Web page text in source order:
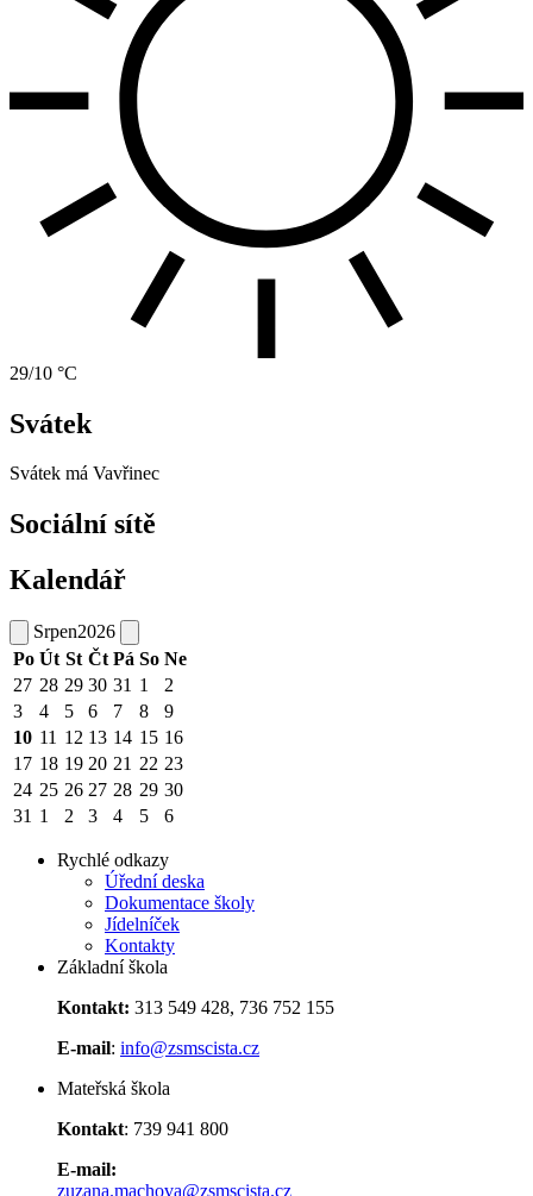
29/10 °C
Svátek
Svátek má Vavřinec
Sociální sítě
Kalendář
Srpen2026
Po Út St Čt Pá So Ne
27 28 29 30 31 1
2
3
4 5 6 7 8
9
10 11 12 13 14 15 16
17 18 19 20 21 22 23
24 25 26 27 28 29 30
31 1 2 3 4 5 6
Rychlé odkazy
Úřední deska
Dokumentace školy
Jídelníček
Kontakty
Základní škola
Kontakt: 313 549 428, 736 752 155
E-mail: info@zsmscista.cz
Mateřská škola
Kontakt: 739 941 800
E-mail:
zuzana.machova@zsmscista.cz